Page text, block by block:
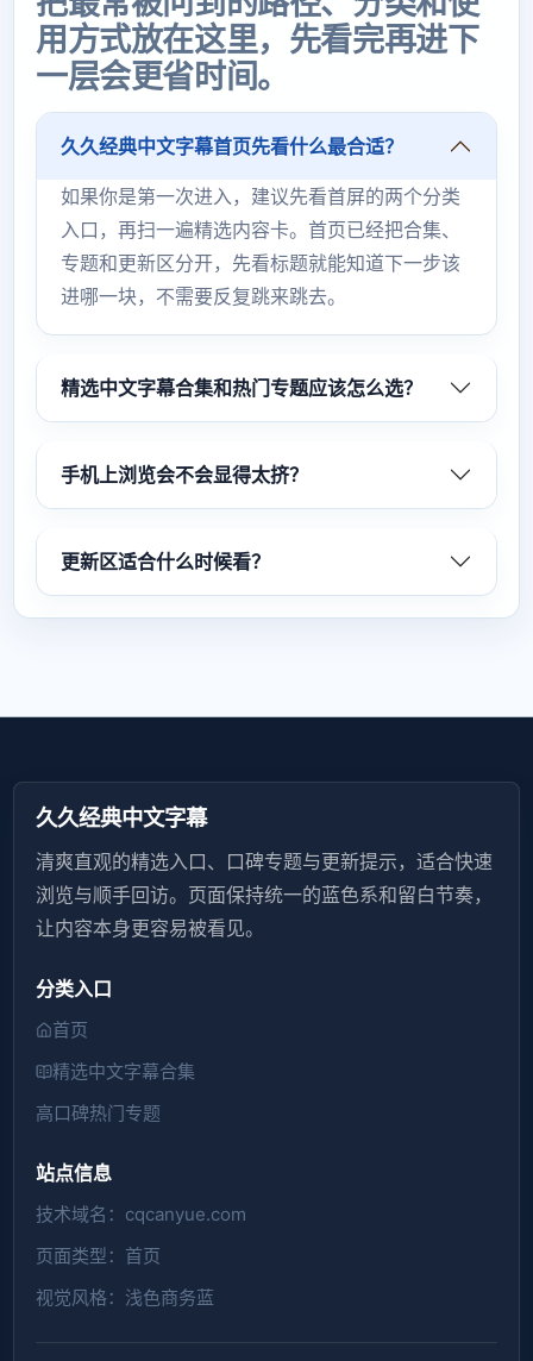
用方式放在这里，先看完再进下
一层会更省时间。
久久经典中文字幕首页先看什么最合适？
如果你是第一次进入，建议先看首屏的两个分类
入口，再扫一遍精选内容卡。首页已经把合集、
专题和更新区分开，先看标题就能知道下一步该
进哪一块，不需要反复跳来跳去。
精选中文字幕合集和热门专题应该怎么选？
手机上浏览会不会显得太挤？
更新区适合什么时候看？
久久经典中文字幕
清爽直观的精选入口、口碑专题与更新提示，适合快速
浏览与顺手回访。页面保持统一的蓝色系和留白节奏，
让内容本身更容易被看见。
分类入口
首页
精选中文字幕合集
高口碑热门专题
站点信息
技术域名：cqcanyue.com
页面类型：首页
视觉风格：浅色商务蓝